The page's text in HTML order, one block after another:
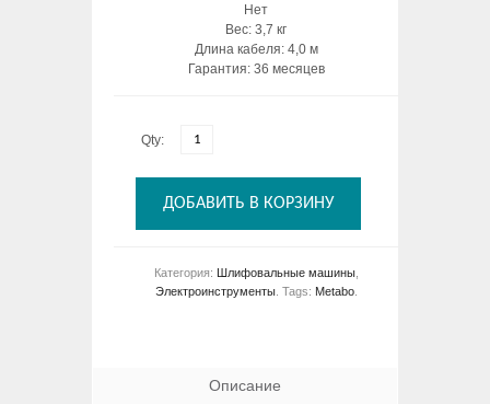
Нет
Вес: 3,7 кг
Длина кабеля: 4,0 м
Гарантия: 36 месяцев
Qty:
ДОБАВИТЬ В КОРЗИНУ
Категория: Шлифовальные машины,
Электроинструменты. Tags: Metabo.
Описание